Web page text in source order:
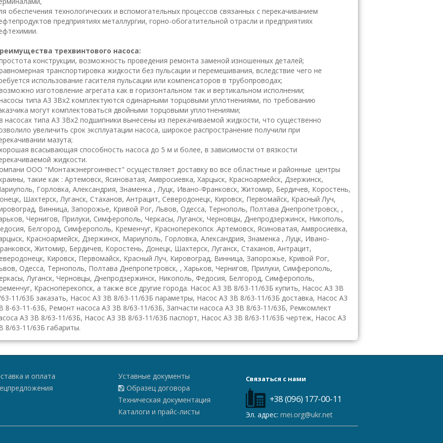
обеспечения технологических и вспомогательных процессов связанных с перекачиванием
предприятиях металлургии, горно-обогатительной отрасли и предприятиях
трехвинтового насоса:
конструкции, возможность проведения ремонта заменой изношенных деталей;
транспортировка жидкости без пульсации и перемешивания, вследствие чего не
использование гасителя пульсации или компенсаторов в трубопроводах;
изготовление агрегата как в горизонтальном так и вертикальном исполнении;
типа А3 3Вх2 комплектуются одинарными торцовыми уплотнениями, по требованию
могут комплектоваться двойными торцовыми уплотнениями;
насосах типа А3 3Вх2 подшипники вынесены из перекачиваемой жидкости, что существенно
увеличить срок эксплуатации насоса, широкое распространение получили при
мазута;
всасывающая способность насоса до 5 м и более, в зависимости от вязкости
жидкости.
ООО "Монтажэнергоинвест" осуществляет доставку во все областные и районные центры
такие как : Артемовск, Ясиноватая, Амвросиевка, Харцыск, Красноармейск, Дзержинск,
Горловка, Александрия, Знаменка , Луцк, Ивано-Франковск, Житомир, Бердичев, Коростень,
Шахтерск, Луганск, Стаханов, Антрацит, Северодонецк, Кировск, Первомайск, Красный Луч,
Винница, Запорожье, Кривой Рог, Львов, Одесса, Тернополь, Полтава Днепропетровск, ,
Чернигов, Прилуки, Симферополь, Черкасы, Луганск, Черновцы, Днепродзержинск, Никополь,
Белгород, Симферополь, Кременчуг, Красноперекопск .Артемовск, Ясиноватая, Амвросиевка,
Красноармейск, Дзержинск, Мариуполь, Горловка, Александрия, Знаменка , Луцк, Ивано-
Житомир, Бердичев, Коростень, Донецк, Шахтерск, Луганск, Стаханов, Антрацит,
Кировск, Первомайск, Красный Луч, Кировоград, Винница, Запорожье, Кривой Рог,
Одесса, Тернополь, Полтава Днепропетровск, , Харьков, Чернигов, Прилуки, Симферополь,
Луганск, Черновцы, Днепродзержинск, Никополь, Федосия, Белгород, Симферополь,
Красноперекопск, а также все другие города. Насос А3 3В 8/63-11/63Б купить, Насос А3 3В
11/63Б заказать, Насос А3 3В 8/63-11/63Б параметры, Насос А3 3В 8/63-11/63Б доставка, Насос А3
8-63-11-63Б, Ремонт насоса А3 3В 8/63-11/63Б, Запчасти насоса А3 3В 8/63-11/63Б, Ремкомлект
А3 3В 8/63-11/63Б, Насос А3 3В 8/63-11/63Б паспорт, Насос А3 3В 8/63-11/63Б чертеж, Насос А3
8/63-11/63Б габариты.
и оплата
Уставные документы
Образец договора
Техническая документация
Каталоги и прайс-листы
Связаться с нами
+38 (096) 177-00-11
Эл. адрес: mei.org@ukr.net